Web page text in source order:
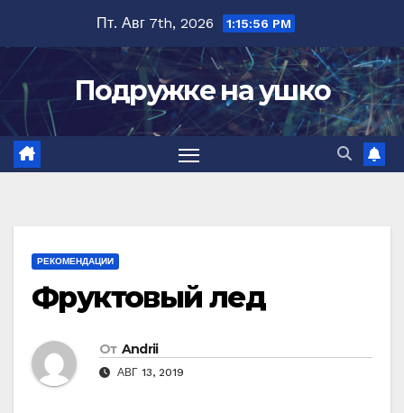
содержимому
Пт. Авг 7th, 2026 1:15:57 PM
Подружке на ушко
РЕКОМЕНДАЦИИ
Фруктовый лед
От Andrii
АВГ 13, 2019